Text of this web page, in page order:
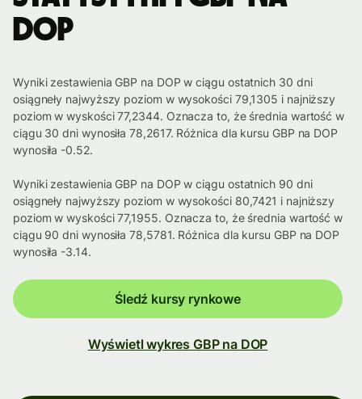
DOP
Wyniki zestawienia GBP na DOP w ciągu ostatnich 30 dni
osiągneły najwyższy poziom w wysokości 79,1305 i najniższy
poziom w wyskości 77,2344. Oznacza to, że średnia wartość w
ciągu 30 dni wynosiła 78,2617. Różnica dla kursu GBP na DOP
wynosiła -0.52.
Wyniki zestawienia GBP na DOP w ciągu ostatnich 90 dni
osiągneły najwyższy poziom w wysokości 80,7421 i najniższy
poziom w wyskości 77,1955. Oznacza to, że średnia wartość w
ciągu 90 dni wynosiła 78,5781. Różnica dla kursu GBP na DOP
wynosiła -3.14.
Śledź kursy rynkowe
Wyświetl wykres GBP na DOP